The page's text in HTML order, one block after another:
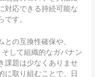
対応できる持続可能な
す。
の互換性確保や、
して組織的なガバナン
課題は少なくありませ
に取り組むことで、日